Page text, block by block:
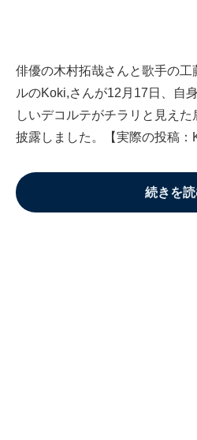
俳優の木村拓哉さんと歌手の
ルのKoki,さんが12月17日、自
しいデコルテがチラリと見え
披露しました。【実際の投稿：
続きを